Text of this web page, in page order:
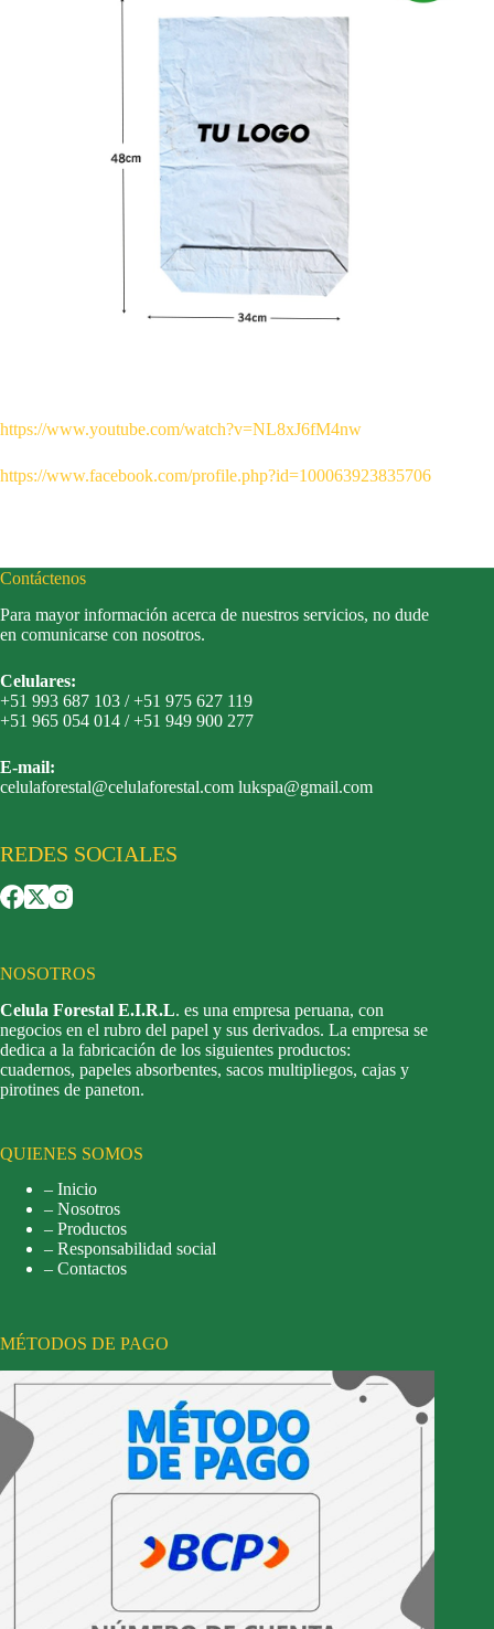
https://www.youtube.com/watch?v=NL8xJ6fM4nw
https://www.facebook.com/profile.php?id=100063923835706
Contáctenos
Para mayor información acerca de nuestros servicios, no dude
en comunicarse con nosotros.
Celulares:
+51 993 687 103 / +51 975 627 119
+51 965 054 014 / +51 949 900 277
E-mail:
celulaforestal@celulaforestal.com lukspa@gmail.com
REDES SOCIALES
NOSOTROS
Celula Forestal E.I.R.L. es una empresa peruana, con
negocios en el rubro del papel y sus derivados. La empresa se
dedica a la fabricación de los siguientes productos:
cuadernos, papeles absorbentes, sacos multipliegos, cajas y
pirotines de paneton.
QUIENES SOMOS
– Inicio
– Nosotros
– Productos
– Responsabilidad social
– Contactos
MÉTODOS DE PAGO